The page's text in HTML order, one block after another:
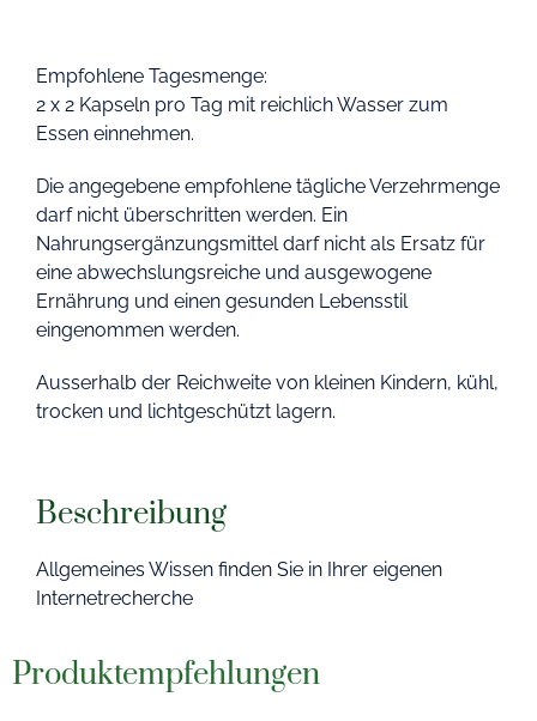
Empfohlene Tagesmenge:
2 x 2 Kapseln pro Tag mit reichlich Wasser zum
Essen einnehmen.
Die angegebene empfohlene tägliche Verzehrmenge
darf nicht überschritten werden. Ein
Nahrungsergänzungsmittel darf nicht als Ersatz für
eine abwechslungsreiche und ausgewogene
Ernährung und einen gesunden Lebensstil
eingenommen werden.
Ausserhalb der Reichweite von kleinen Kindern, kühl,
trocken und lichtgeschützt lagern.
Beschreibung
Allgemeines Wissen finden Sie in Ihrer eigenen
Internetrecherche
Produktempfehlungen